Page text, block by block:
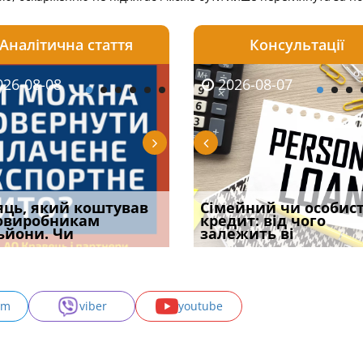
06
встановив для
шкоди
2026-08-06
Документи, на яких не
проставляється
апостиль: пер
Аналітична стаття
08-08
який коштував
Чи
2026-08-07
Огляд практики ВС від
Ростислава Кравця, що
опублі
Консультації
2026-08-05
потрібна ФОП
у 2026 році:
засто
2026-08-07
Сімейний чи
кредит: від чого
залежить ві
2026-07-30
Восьмий ААС
підтвердив, що
може скас
viber youtube